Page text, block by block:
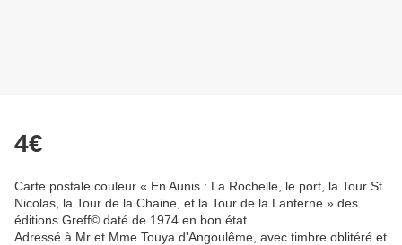
4€
Carte postale couleur « En Aunis : La Rochelle, le port, la Tour St
Nicolas, la Tour de la Chaine, et la Tour de la Lanterne » des
éditions Greff© daté de 1974 en bon état.
Adressé à Mr et Mme Touya d'Angoulême, avec timbre oblitéré et